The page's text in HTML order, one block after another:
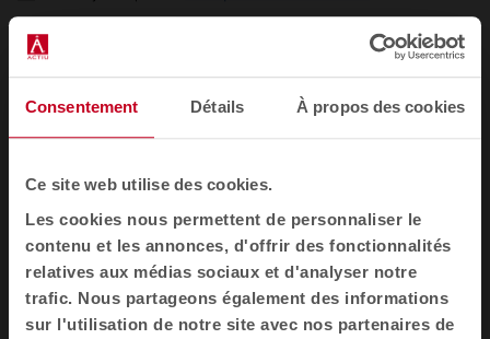
Consentement Détails À propos des cookies
Ce site web utilise des cookies.
Les cookies nous permettent de personnaliser le
contenu et les annonces, d'offrir des fonctionnalités
relatives aux médias sociaux et d'analyser notre
trafic. Nous partageons également des informations
sur l'utilisation de notre site avec nos partenaires de
Sièges
Tables
Fauteuils et canapés
Cloisons